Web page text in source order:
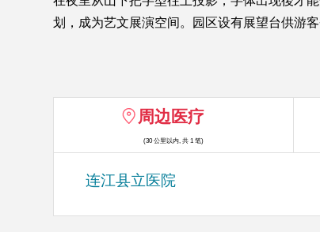
划，成为艺文展演空间。园区设有展望台供游
周边医疗
(30 公里以内, 共 1 笔)
连江县立医院